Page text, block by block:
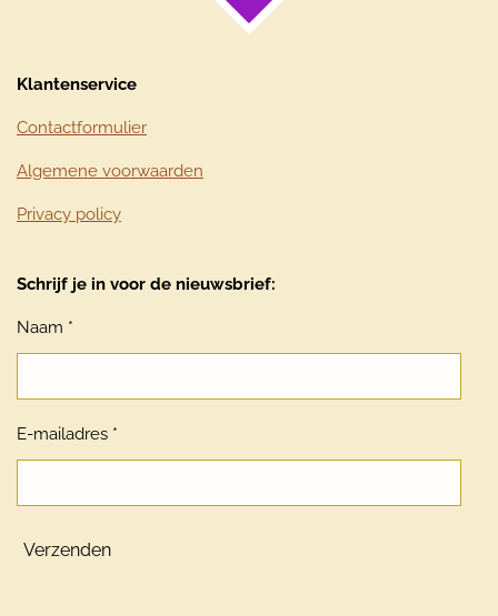
Klantenservice
Contactformulier
Algemene voorwaarden
Privacy policy
Schrijf je in voor de nieuwsbrief:
Naam *
E-mailadres *
Verzenden